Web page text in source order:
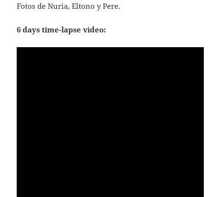
Fotos de Nuria, Eltono y Pere.
6 days time-lapse video: